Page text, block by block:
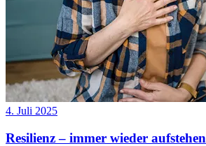
4. Juli 2025
Resilienz – immer wieder aufstehen